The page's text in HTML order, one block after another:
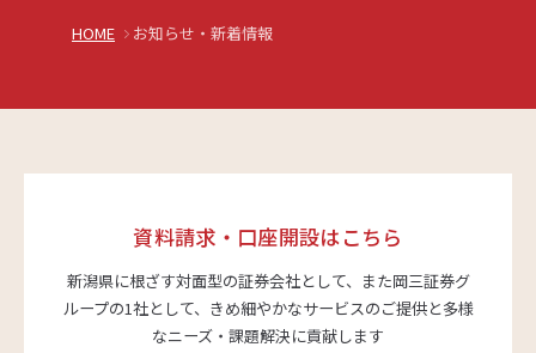
HOME お知らせ・新着情報
資料請求・口座開設はこちら
新潟県に根ざす対面型の証券会社として、また岡三証券グ
ループの1社として、 きめ細やかなサービスのご提供と多様
なニーズ・課題解決に貢献します